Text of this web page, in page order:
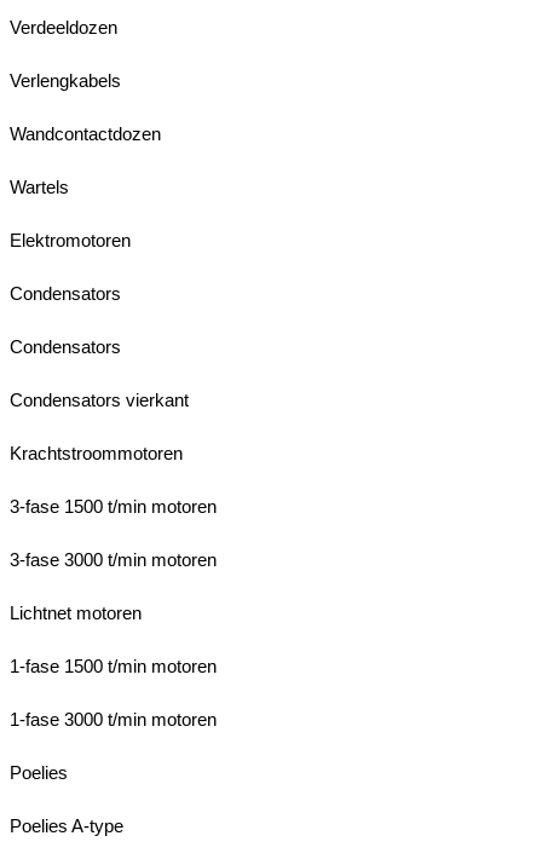
Verdeeldozen
Verlengkabels
Wandcontactdozen
Wartels
Elektromotoren
Condensators
Condensators
Condensators vierkant
Krachtstroommotoren
3-fase 1500 t/min motoren
3-fase 3000 t/min motoren
Lichtnet motoren
1-fase 1500 t/min motoren
1-fase 3000 t/min motoren
Poelies
Poelies A-type